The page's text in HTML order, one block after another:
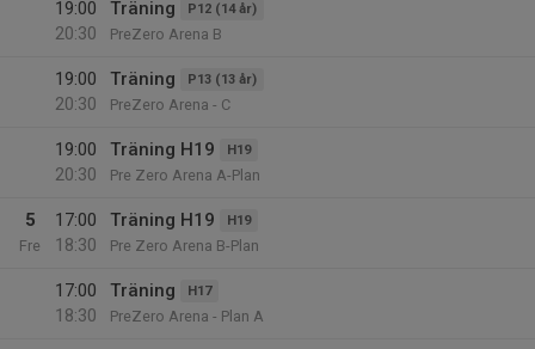
19:00
20:30
Träning P12 (14 år)
PreZero Arena B
19:00
20:30
Träning P13 (13 år)
PreZero Arena - C
19:00
20:30
Träning H19 H19
Pre Zero Arena A-Plan
5
Fre
17:00
18:30
Träning H19 H19
Pre Zero Arena B-Plan
17:00
18:30
Träning H17
PreZero Arena - Plan A